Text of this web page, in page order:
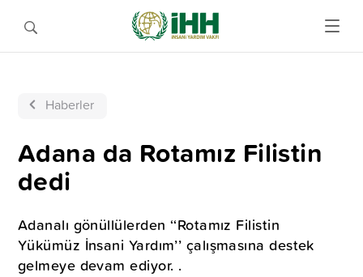
Haberler
Adana da Rotamız Filistin
dedi
Adanalı gönüllülerden ‘‘Rotamız Filistin
Yükümüz İnsani Yardım’’ çalışmasına destek
gelmeye devam ediyor. .